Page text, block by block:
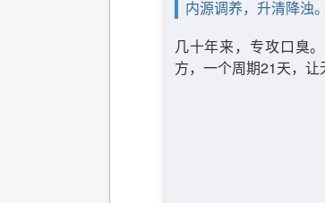
内源调养，升清降浊。
几十年来，专攻口臭
方，一个周期21天，让